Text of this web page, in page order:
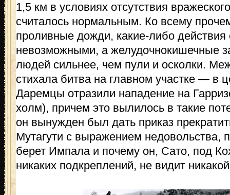
1,5 км в условиях отсутствия
считалось нормальным. Ко всему
проливные дожди, какие-либо действия
невозможными, а желудочнокишечные
людей сильнее, чем пули и осколки.
стихала битва на главном участке — в
Даремцы отразили нападение на
холм), причем это вылилось в такие
он вынужден был дать приказ
Мутагути с выражением недовольства,
берет Импала и почему он, Сато, под
никаких подкреплений, не видит